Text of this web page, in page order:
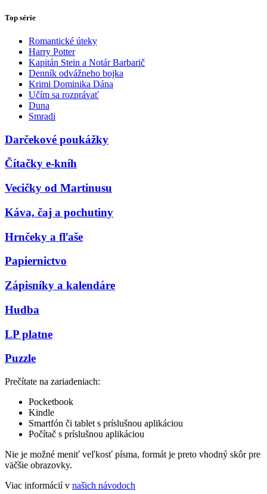
Top série
Romantické úteky
Harry Potter
Kapitán Stein a Notár Barbarič
Denník odvážneho bojka
Krimi Dominika Dána
Učím sa rozprávať
Duna
Smradi
Darčekové poukážky
Čítačky e-kníh
Vecičky od Martinusu
Káva, čaj a pochutiny
Hrnčeky a fľaše
Papiernictvo
Zápisníky a kalendáre
Hudba
LP platne
Puzzle
Prečítate na zariadeniach:
Pocketbook
Kindle
Smartfón či tablet s príslušnou aplikáciou
Počítač s príslušnou aplikáciou
Nie je možné meniť veľkosť písma, formát je preto vhodný skôr pre
väčšie obrazovky.
Viac informácií v našich návodoch